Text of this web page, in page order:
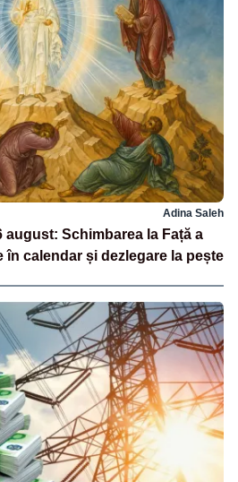
Adina Saleh
august: Schimbarea la Față a
în calendar și dezlegare la pește